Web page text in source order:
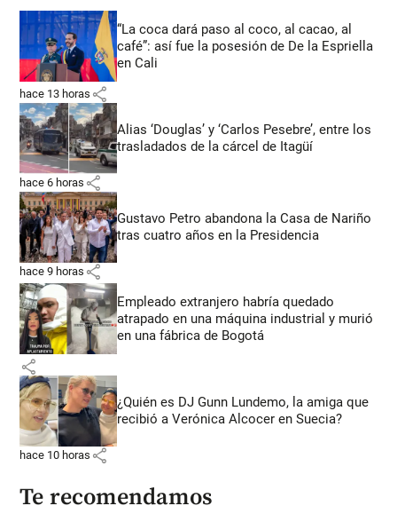
“La coca dará paso al coco, al cacao, al
café”: así fue la posesión de De la Espriella
en Cali
hace 13 horas share
Alias ‘Douglas’ y ‘Carlos Pesebre’, entre los
trasladados de la cárcel de Itagüí
hace 6 horas share
Gustavo Petro abandona la Casa de Nariño
tras cuatro años en la Presidencia
hace 9 horas share
Empleado extranjero habría quedado
atrapado en una máquina industrial y murió
en una fábrica de Bogotá
share
¿Quién es DJ Gunn Lundemo, la amiga que
recibió a Verónica Alcocer en Suecia?
hace 10 horas share
Te recomendamos